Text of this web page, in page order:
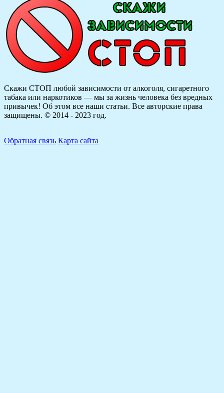
Скажи СТОП любой зависимости от алкоголя, сигаретного
табака или наркотиков — мы за жизнь человека без вредных
привычек! Об этом все наши статьи. Все авторские права
защищены. © 2014 - 2023 год.
Обратная связь Карта сайта